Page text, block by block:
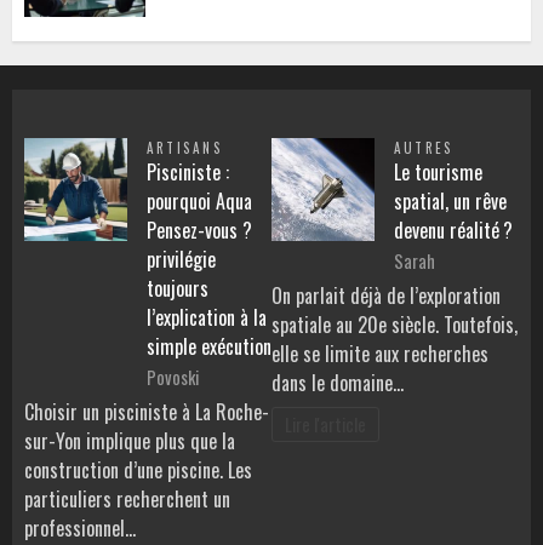
ARTISANS
Pisciniste :
pourquoi Aqua
Pensez-vous ?
privilégie
toujours
l’explication à la
simple exécution
Povoski
Choisir un pisciniste à La Roche-
sur-Yon implique plus que la
construction d’une piscine. Les
particuliers recherchent un
professionnel…
AUTRES
Le tourisme
spatial, un rêve
devenu réalité ?
Sarah
On parlait déjà de l’exploration
spatiale au 20e siècle. Toutefois,
elle se limite aux recherches
dans le domaine…